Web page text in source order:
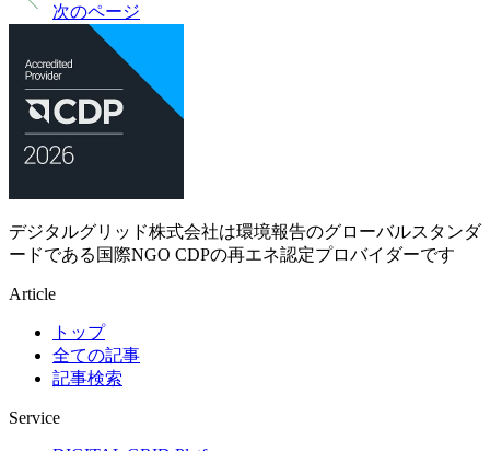
次のページ
デジタルグリッド株式会社は環境報告のグローバルスタンダ
ードである国際NGO CDPの再エネ認定プロバイダーです
Article
トップ
全ての記事
記事検索
Service